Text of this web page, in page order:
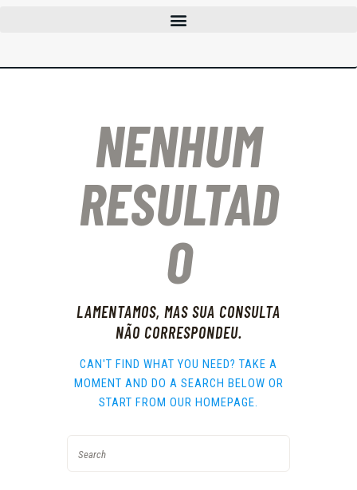
INFOCAC
INSTITUCIONAL
ENTRARNENHUM
RESULTAD
O
LAMENTAMOS, MAS SUA CONSULTA
NÃO CORRESPONDEU.
CAN'T FIND WHAT YOU NEED? TAKE A
MOMENT AND DO A SEARCH BELOW OR
START FROM OUR HOMEPAGE.